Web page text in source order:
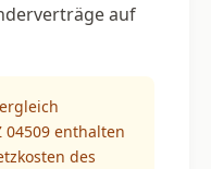
auf
04509 enthalten
des